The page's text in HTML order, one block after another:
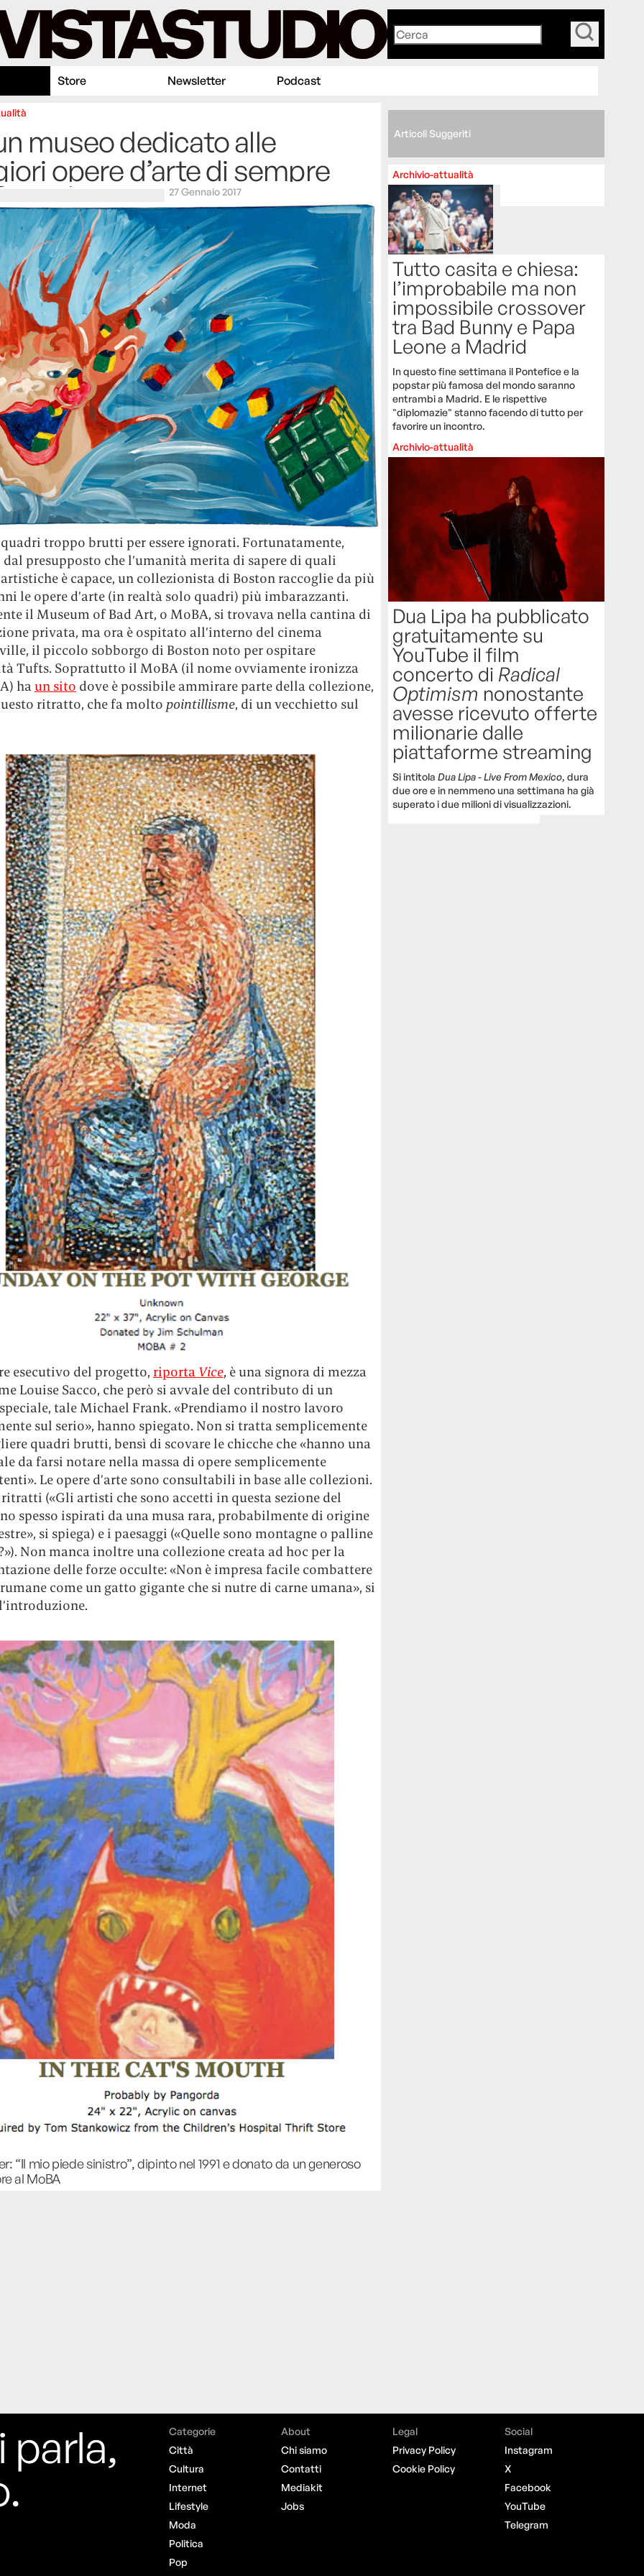
Store Newsletter Podcast
museo dedicato alle
opere d’arte di sempre
27 Gennaio 2017
troppo brutti per essere ignorati. Fortunatamente,
presupposto che l’umanità merita di sapere di quali
artistiche è capace, un collezionista di Boston raccoglie da più
le opere d’arte (in realtà solo quadri) più imbarazzanti.
il Museum of Bad Art, o MoBA, si trovava nella cantina di
privata, ma ora è ospitato all’interno del cinema
il piccolo sobborgo di Boston noto per ospitare
Tufts. Soprattutto il MoBA (il nome ovviamente ironizza
ha un sito dove è possibile ammirare parte della collezione,
ritratto, che fa molto pointillisme, di un vecchietto sul
esecutivo del progetto, riporta Vice, è una signora di mezza
Louise Sacco, che però si avvale del contributo di un
tale Michael Frank. «Prendiamo il nostro lavoro
sul serio», hanno spiegato. Non si tratta semplicemente
quadri brutti, bensì di scovare le chicche che «hanno una
da farsi notare nella massa di opere semplicemente
Le opere d’arte sono consultabili in base alle collezioni.
(«Gli artisti che sono accetti in questa sezione del
spesso ispirati da una musa rara, probabilmente di origine
si spiega) e i paesaggi («Quelle sono montagne o palline
Non manca inoltre una collezione creata ad hoc per la
delle forze occulte: «Non è impresa facile combattere
come un gatto gigante che si nutre di carne umana», si
“Il mio piede sinistro”, dipinto nel 1991 e donato da un generoso
al MoBA
Articoli Suggeriti
Archivio-attualità
Tutto casita e chiesa:
l’improbabile ma non
impossibile crossover
tra Bad Bunny e Papa
Leone a Madrid
In questo fine settimana il Pontefice e la
popstar più famosa del mondo saranno
entrambi a Madrid. E le rispettive
"diplomazie" stanno facendo di tutto per
favorire un incontro.
Archivio-attualità
Dua Lipa ha pubblicato
gratuitamente su
YouTube il film
concerto di Radical
Optimism nonostante
avesse ricevuto offerte
milionarie dalle
piattaforme streaming
Si intitolaDua Lipa - Live From Mexico, dura
due ore e in nemmeno una settimana ha già
superato i due milioni di visualizzazioni.
parla,
Categorie
Città
Cultura
Internet
Lifestyle
Moda
Politica
Pop
About
Chi siamo
Contatti
Mediakit
Jobs
Legal
Privacy Policy
Cookie Policy
Social
Instagram
X
Facebook
YouTube
Telegram